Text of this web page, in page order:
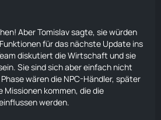
Aber Tomislav sagte, sie würden
für das nächste Update ins
diskutiert die Wirtschaft und sie
Sie sind sich aber einfach nicht
wären die NPC-Händler, später
Missionen kommen, die die
werden.